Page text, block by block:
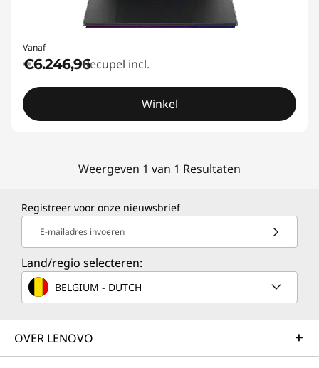
Vanaf
€6.246,96Recupel incl.
Winkel
Weergeven 1 van 1 Resultaten
Registreer voor onze nieuwsbrief
E-mailadres invoeren
Land/regio selecteren:
BELGIUM - DUTCH
OVER LENOVO